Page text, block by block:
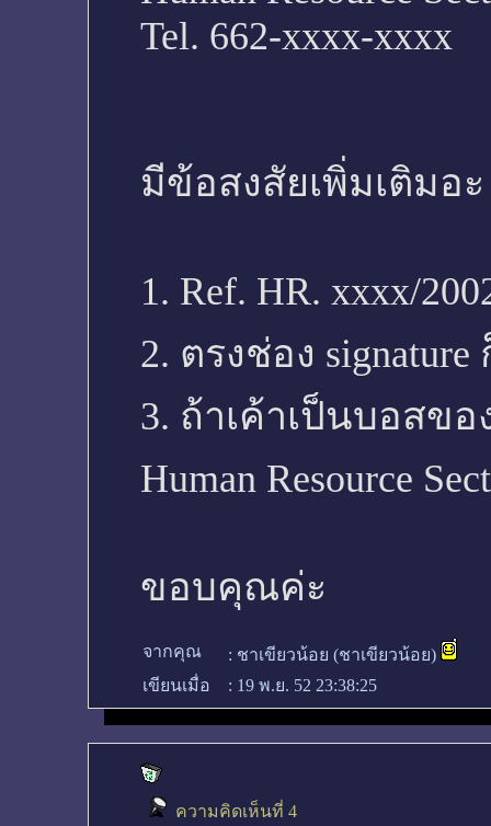
Tel. 662-xxxx-xxxx
มีข้อสงสัยเพิ่มเติมอะ
1. Ref. HR. xxxx/
2. ตรงช่อง
3. ถ้าเค้าเป็นบอสข
Human Resource
ขอบคุณค่ะ
จากคุณ : ชาเขียวน้อย (ชาเขียวน้อย)
เขียนเมื่อ
: 19 พ.ย. 52 23:38:25
ความคิดเห็นที่ 4